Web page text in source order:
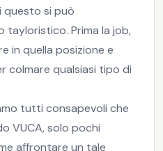
questo si può
tayloristico. Prima la job,
in quella posizione e
colmare qualsiasi tipo di
tutti consapevoli che
VUCA, solo pochi
affrontare un tale